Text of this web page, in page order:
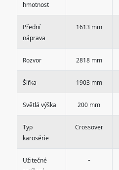
hmotnost
Přední
náprava
1613 mm
Rozvor 2818 mm
Šířka 1903 mm
Světlá výška 200 mm
Typ
karosérie
Crossover
Užitečné
-